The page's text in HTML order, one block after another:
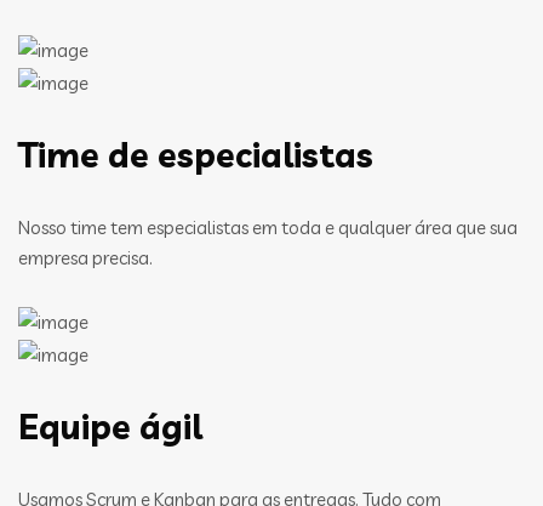
Time de especialistas
Nosso time tem especialistas em toda e qualquer área que sua
empresa precisa.
Equipe ágil
Usamos Scrum e Kanban para as entregas. Tudo com